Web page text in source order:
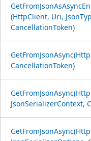
(HttpClient, Uri,
CancellationToken)
CancellationToken)
JsonSerializerContext,